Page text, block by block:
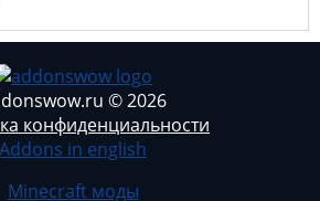
© 2026
конфиденциальности
Addons in english
Minecraft моды